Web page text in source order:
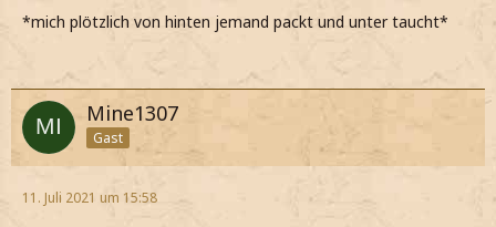
*mich plötzlich von hinten jemand packt und unter taucht*
Mine1307
Gast
11. Juli 2021 um 15:58